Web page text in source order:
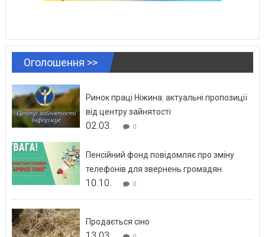
Оголошення >>
Ринок праці Ніжина: актуальні пропозиції
від центру зайнятості
02.03. 0
Пенсійний фонд повідомляє про зміну
телефонів для звернень громадян
10.10. 0
Продається сіно